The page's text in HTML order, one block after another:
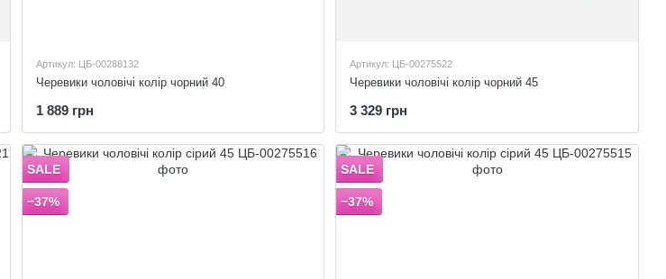
Артикул: ЦБ-00288132
Черевики чоловічі колір чорний 40
1 889 грн
Артикул: ЦБ-00275522
Черевики чоловічі колір чорний 45
3 329 грн
SALE
−37%
SALE
−37%